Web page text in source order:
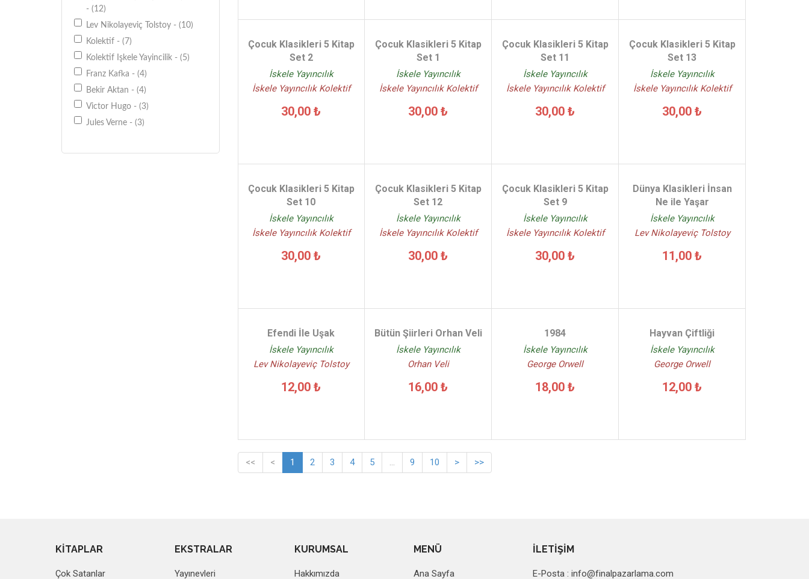
- (12)
Lev Nikolayeviç Tolstoy - (10)
Kolektif - (7)
Kolektif Işkele Yayincilik - (5)
Franz Kafka - (4)
Bekir Aktan - (4)
Victor Hugo - (3)
Jules Verne - (3)
Ahmet Rasim - (3)
Çocuk Klasikleri 5 Kitap
Set 2
İskele Yayıncılık
İskele Yayıncılık Kolektif
30,00 ₺
Çocuk Klasikleri 5 Kitap
Set 1
İskele Yayıncılık
İskele Yayıncılık Kolektif
30,00 ₺
Çocuk Klasikleri 5 Kitap
Set 11
İskele Yayıncılık
İskele Yayıncılık Kolektif
30,00 ₺
Çocuk Klasikleri 5 Kitap
Set 13
İskele Yayıncılık
İskele Yayıncılık Kolektif
30,00 ₺
Çocuk Klasikleri 5 Kitap
Set 10
İskele Yayıncılık
İskele Yayıncılık Kolektif
30,00 ₺
Çocuk Klasikleri 5 Kitap
Set 12
İskele Yayıncılık
İskele Yayıncılık Kolektif
30,00 ₺
Çocuk Klasikleri 5 Kitap
Set 9
İskele Yayıncılık
İskele Yayıncılık Kolektif
30,00 ₺
Dünya Klasikleri İnsan
Ne ile Yaşar
İskele Yayıncılık
Lev Nikolayeviç Tolstoy
11,00 ₺
Efendi İle Uşak
İskele Yayıncılık
Lev Nikolayeviç Tolstoy
12,00 ₺
Bütün Şiirleri Orhan Veli
İskele Yayıncılık
Orhan Veli
16,00 ₺
1984
İskele Yayıncılık
George Orwell
18,00 ₺
Hayvan Çiftliği
İskele Yayıncılık
George Orwell
12,00 ₺
<< < 1 2 3 4 5 ... 9 10 > >>
KİTAPLAR
Çok Satanlar
EKSTRALAR
Yayınevleri
KURUMSAL
Hakkımızda
MENÜ
Ana Sayfa
İLETİŞİM
E-Posta :info@finalpazarlama.com